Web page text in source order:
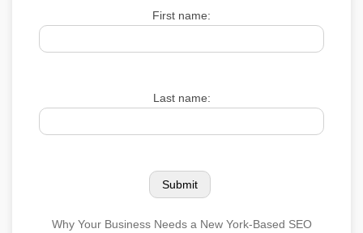
First name:
Last name:
Why Your Business Needs a New York-Based SEO